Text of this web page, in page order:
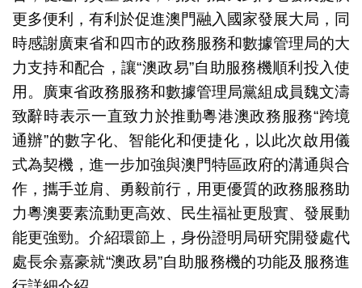
更多便利，有利於促進澳門融入國家發展大局，同
時感謝廣東省和四市的政務服務和數據管理局的大
力支持和配合，讓“澳政易”自助服務機順利投入使
用。廣東省政務服務和數據管理局黨組成員魏文濤
致辭時表示一直致力於推動粵港澳政務服務“跨境
通辦”的數字化、智能化和便捷化，以此次啟用儀
式為契機，進一步加強與澳門特區政府的溝通與合
作，攜手並肩、勇毅前行，用更優質的政務服務助
力粵澳要素流動更高效、民生福祉更殷實、發展動
能更強勁。介紹環節上，身份證明局研究開發處代
處長余嘉豪就“澳政易”自助服務機的功能及服務進